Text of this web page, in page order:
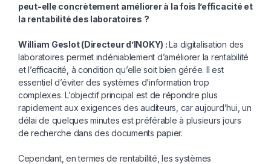
peut-elle concrètement améliorer à la fois l’efficacité et
la rentabilité des laboratoires ?
William Geslot (Directeur d’INOKY) :La digitalisation des
laboratoires permet indéniablement d’améliorer la rentabilité
et l’efficacité, à condition qu’elle soit bien gérée. Il est
essentiel d’éviter des systèmes d’information trop
complexes. L’objectif principal est de répondre plus
rapidement aux exigences des auditeurs, car aujourd’hui, un
délai de quelques minutes est préférable à plusieurs jours
de recherche dans des documents papier.
Cependant, en termes de rentabilité, les systèmes